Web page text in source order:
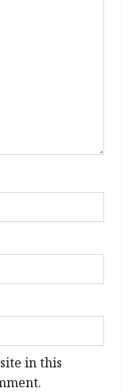
in this